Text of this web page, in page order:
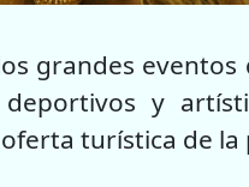
grandes
deportivos y
turística de la